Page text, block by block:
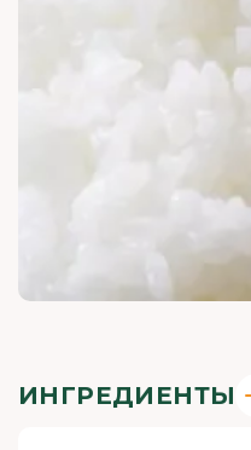
ИНГРЕДИЕНТЫ